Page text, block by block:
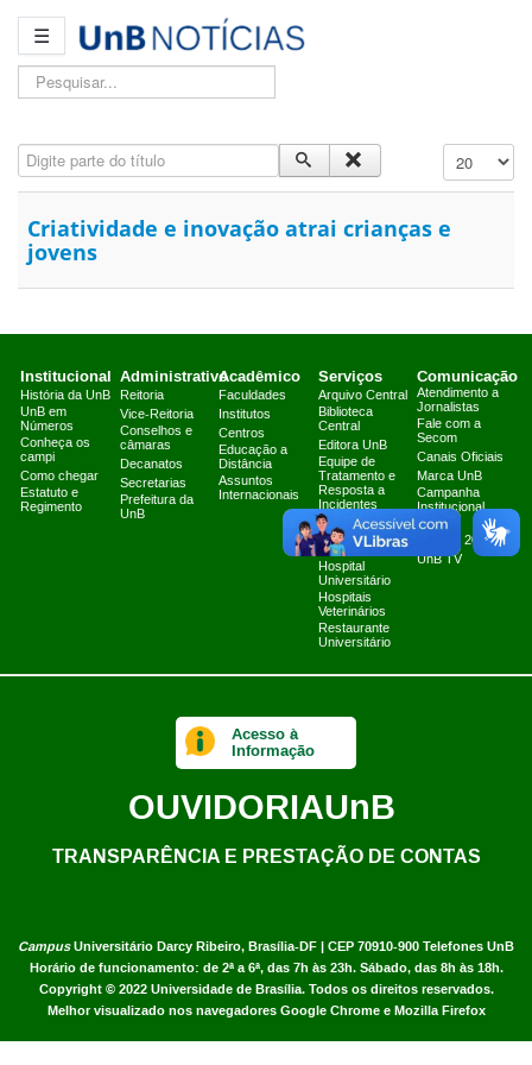
☰
Pesquisar...
Digite parte do título Exibir #
Criatividade e inovação atrai crianças e
jovens
Institucional
História da UnB
UnB em
Números
Conheça os
campi
Como chegar
Estatuto e
Regimento
Administrativo
Reitoria
Vice-Reitoria
Conselhos e
câmaras
Decanatos
Secretarias
Prefeitura da
UnB
Acadêmico
Faculdades
Institutos
Centros
Educação a
Distância
Assuntos
Internacionais
Serviços
Arquivo Central
Biblioteca
Central
Editora UnB
Equipe de
Tratamento e
Resposta a
Incidentes
Cibernéticos
Fazenda Água
Limpa
Hospital
Universitário
Hospitais
Veterinários
Restaurante
Universitário
Comunicação
Atendimento a
Jornalistas
Fale com a
Secom
Canais Oficiais
Marca UnB
Campanha
Institucional
2025
Planner 2024
UnB TV
CampusUniversitário Darcy Ribeiro, Brasília-DF | CEP 70910-900 Telefones UnB
Horário de funcionamento: de 2ª a 6ª, das 7h às 23h. Sábado, das 8h às 18h.
Copyright © 2022 Universidade de Brasília. Todos os direitos reservados.
Melhor visualizado nos navegadores Google Chrome e Mozilla Firefox
Acesso à
Informação
OUVIDORIAUnB
TRANSPARÊNCIA E PRESTAÇÃO DE CONTAS